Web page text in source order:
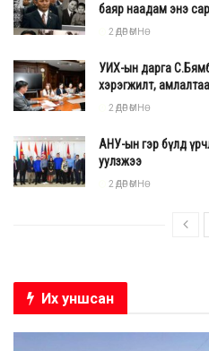
баяр наадам энэ
2 ӨДӨР ӨМНӨ
УИХ-ын дарга
хэрэгжилт,
2 ӨДӨР ӨМНӨ
АНУ-ын гэр бүлд
уулзжээ
2 ӨДӨР ӨМНӨ
Их уншсан